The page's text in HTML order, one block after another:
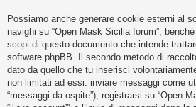
a
r
i
s
p
Possiamo anche generare cookie esterni al
navighi su “Open Mask Sicilia forum”,
scopi di questo documento che intende
software phpBB. Il secondo metodo di
dato da quello che tu inserisci
non limitati ad essi: inviare messaggi come
“messaggi da ospite”), registrarsi su “Open